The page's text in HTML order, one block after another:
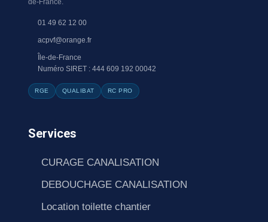
de-France.
01 49 62 12 00
acpvf@orange.fr
Île-de-France
Numéro SIRET : 444 609 192 00042
RGE QUALIBAT RC PRO
Services
CURAGE CANALISATION
DEBOUCHAGE CANALISATION
Location toilette chantier